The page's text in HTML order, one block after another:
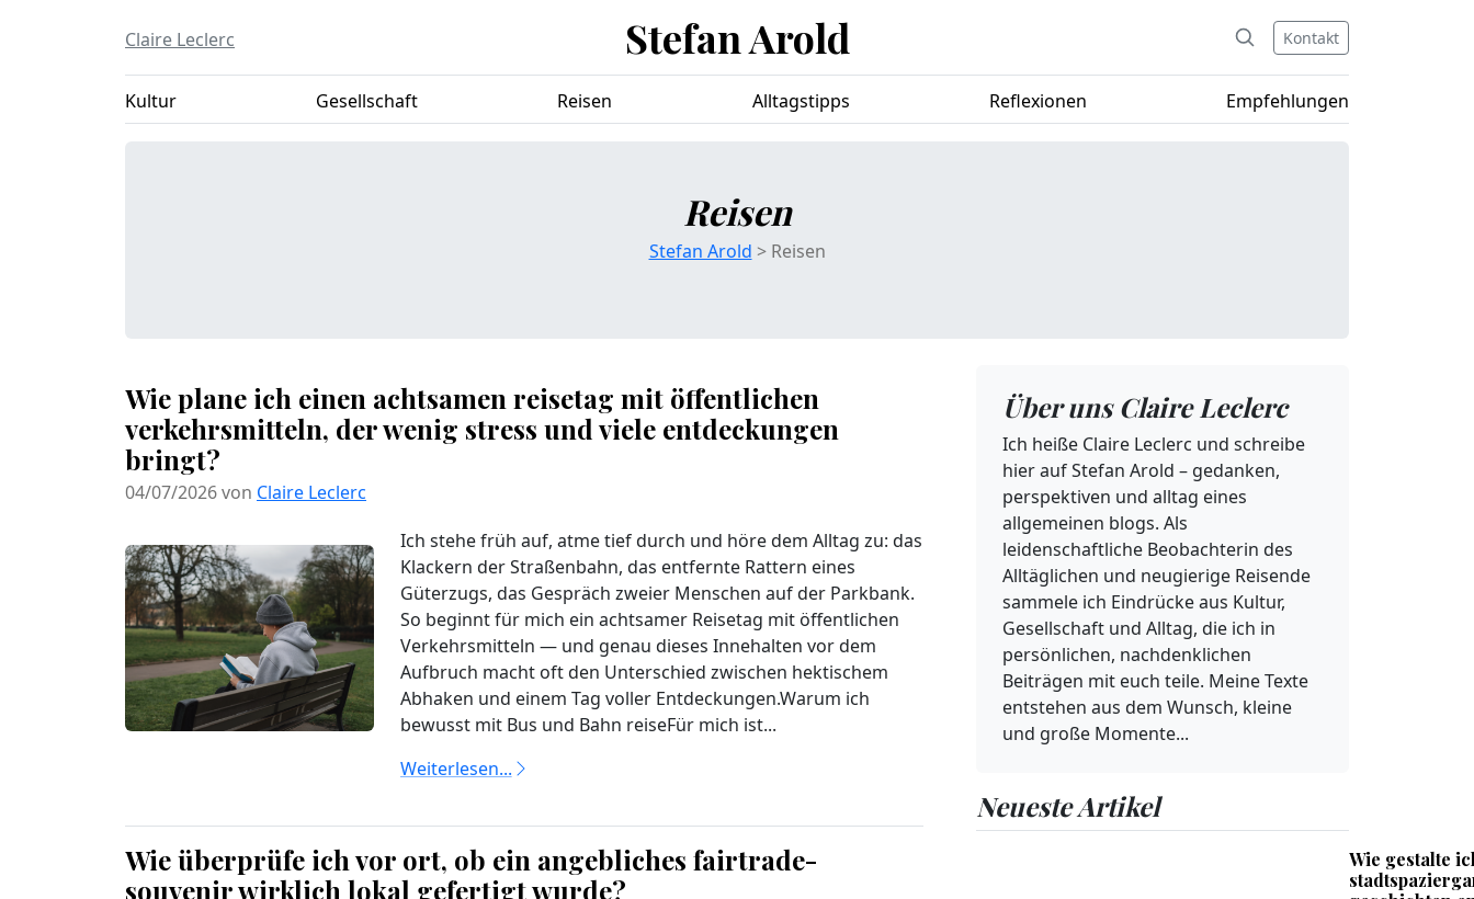
Claire Leclerc Stefan Arold Kontakt
Kultur Gesellschaft Reisen Alltagstipps Reflexionen Empfehlungen
Reisen
Stefan Arold > Reisen
Wie plane ich einen achtsamen reisetag mit öffentlichen
verkehrsmitteln, der wenig stress und viele entdeckungen
bringt?
04/07/2026 von Claire Leclerc
Ich stehe früh auf, atme tief durch und höre dem Alltag zu: das
Klackern der Straßenbahn, das entfernte Rattern eines
Güterzugs, das Gespräch zweier Menschen auf der Parkbank.
So beginnt für mich ein achtsamer Reisetag mit öffentlichen
Verkehrsmitteln — und genau dieses Innehalten vor dem
Aufbruch macht oft den Unterschied zwischen hektischem
Abhaken und einem Tag voller Entdeckungen.Warum ich
bewusst mit Bus und Bahn reiseFür mich ist...
Weiterlesen...
Wie überprüfe ich vor ort, ob ein angebliches fairtrade-
souvenir wirklich lokal gefertigt wurde?
Über uns Claire Leclerc
Ich heiße Claire Leclerc und schreibe
hier auf Stefan Arold – gedanken,
perspektiven und alltag eines
allgemeinen blogs. Als
leidenschaftliche Beobachterin des
Alltäglichen und neugierige Reisende
sammele ich Eindrücke aus Kultur,
Gesellschaft und Alltag, die ich in
persönlichen, nachdenklichen
Beiträgen mit euch teile. Meine Texte
entstehen aus dem Wunsch, kleine
und große Momente...
Neueste Artikel
Wie gestalte